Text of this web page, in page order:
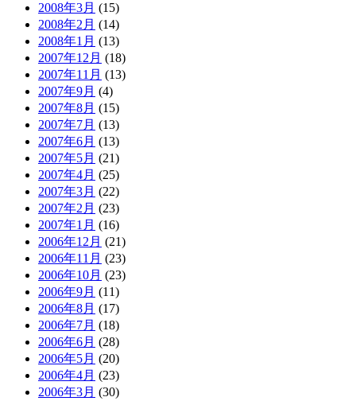
2008年3月 (15)
2008年2月 (14)
2008年1月 (13)
2007年12月 (18)
2007年11月 (13)
2007年9月 (4)
2007年8月 (15)
2007年7月 (13)
2007年6月 (13)
2007年5月 (21)
2007年4月 (25)
2007年3月 (22)
2007年2月 (23)
2007年1月 (16)
2006年12月 (21)
2006年11月 (23)
2006年10月 (23)
2006年9月 (11)
2006年8月 (17)
2006年7月 (18)
2006年6月 (28)
2006年5月 (20)
2006年4月 (23)
2006年3月 (30)